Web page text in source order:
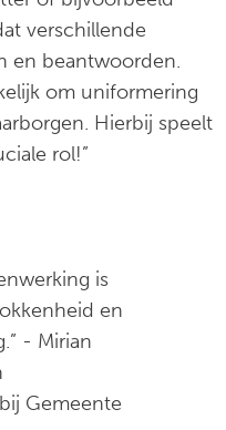
verschillende
en beantwoorden.
om uniformering
Hierbij speelt
rol!”
is
en
- Mirian
Gemeente